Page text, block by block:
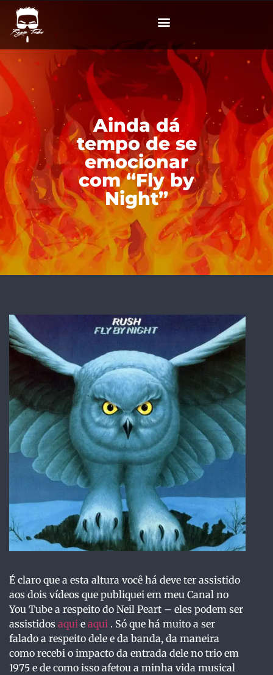
Ainda dá
tempo de se
emocionar
com “Fly by
Night”
É claro que a esta altura você há deve ter assistido
aos dois vídeos que publiquei em meu Canal no
You Tube a respeito do Neil Peart – eles podem ser
assistidos aqui e aqui . Só que há muito a ser
falado a respeito dele e da banda, da maneira
como recebi o impacto da entrada dele no trio em
1975 e de como isso afetou a minha vida musical